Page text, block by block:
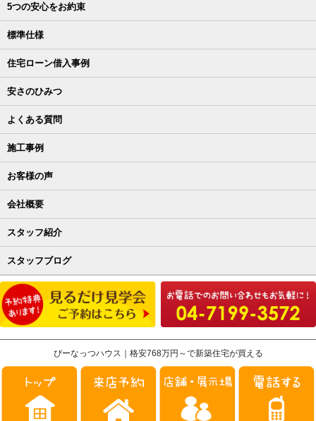
5つの安心をお約束
標準仕様
住宅ローン借入事例
安さのひみつ
よくある質問
施工事例
お客様の声
会社概要
スタッフ紹介
スタッフブログ
ぴーなっつハウス｜格安768万円～で新築住宅が買える